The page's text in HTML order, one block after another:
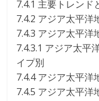
7.4.1 主要トレンド
7.4.2 アジア太平洋
7.4.3 アジア太平洋
7.4.3.1 アジア太平
イプ別
7.4.4 アジア太平洋
7.4.5 アジア太平洋